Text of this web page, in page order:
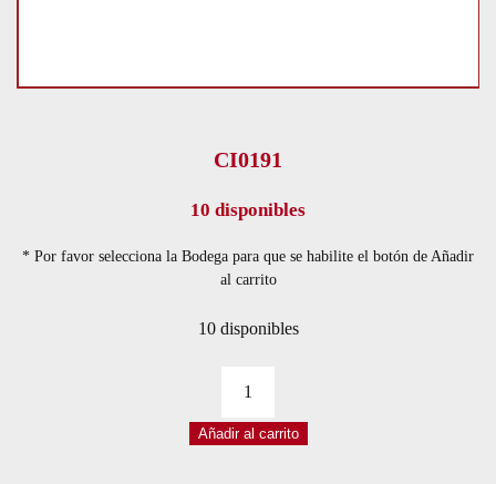
CI0191
10 disponibles
* Por favor selecciona la Bodega para que se habilite el botón de Añadir
al carrito
10 disponibles
DIP
Añadir al carrito